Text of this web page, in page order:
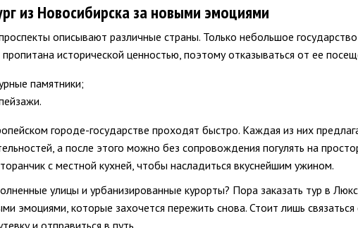
из Новосибирска за новыми эмоциями
описывают различные страны. Только небольшое
пропитана исторической ценностью, поэтому отказываться от ее
памятники;
городе-государстве проходят быстро. Каждая из них
а после этого можно без сопровождения погулять на
с местной кухней, чтобы насладиться вкуснейшим ужином.
улицы и урбанизированные курорты? Пора заказать тур в
эмоциями, которые захочется пережить снова. Стоит лишь
и отправиться в путь.